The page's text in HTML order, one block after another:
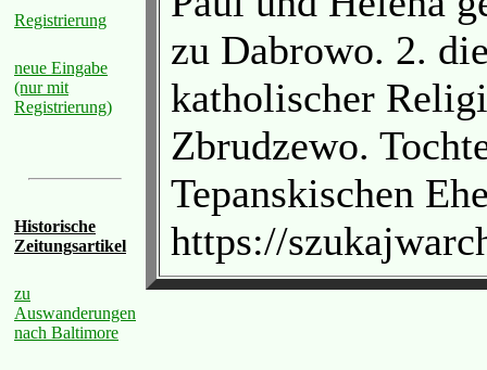
Registrierung
neue Eingabe
(nur mit
Registrierung)
Historische
Zeitungsartikel
zu
Auswanderungen
nach Baltimore
zu Dabrowo. 2.
katholischer
Zbrudzewo.
Tepanskischen
https://